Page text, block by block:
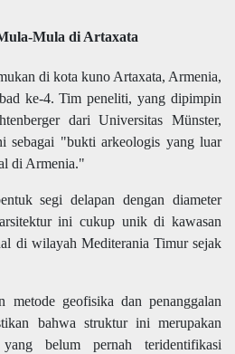
Mula di Artaxata
di kota kuno Artaxata, Armenia,
ke-4. Tim peneliti, yang dipimpin
dari Universitas Münster,
sebagai "bukti arkeologis yang luar
di Armenia."
segi delapan dengan diameter
ini cukup unik di kawasan
di wilayah Mediterania Timur sejak
metode geofisika dan penanggalan
bahwa struktur ini merupakan
belum pernah teridentifikasi